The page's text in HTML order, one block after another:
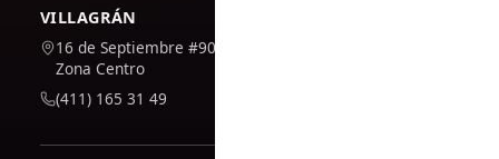
VILLAGRÁN
16 de Septiembre #909,
Zona Centro
(411) 165 31 49